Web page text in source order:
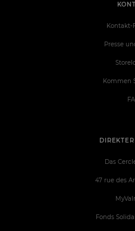
Das
47 rue des
Fonds
Kontakt-
Presse
Kommen